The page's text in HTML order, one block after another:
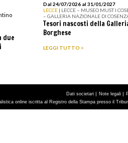
due
Dal 24/07/2026 al 31/01/2027
LECCE | LECCE – MUSEO MUST I
– GALLERIA NAZIONALE DI
Tesori nascosti della
Borghese
LEGGI TUTTO >
Dati societari | Note legali |
online iscritta al Registro della Stampa presso il